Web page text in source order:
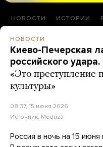
НОВОСТИ ИСТОРИИ
НОВОСТИ
Киево-Печерская
российского
«Это преступление
культуры»
08:37, 15 июня 2026
Источник: Meduza
Россия в ночь на 15